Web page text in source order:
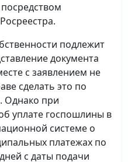
подлежит
документа
с заявлением не
сделать это по
Однако при
уплате госпошлины в
системе о
платежах по
с даты подачи